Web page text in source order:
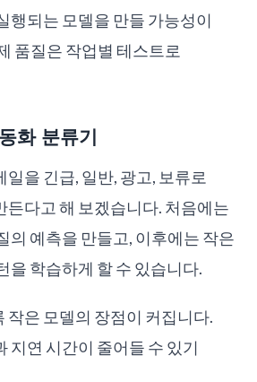
행되는 모델을 만들 가능성이
품질은 작업별 테스트로
화 분류기
을 긴급, 일반, 광고, 보류로
든다고 해 보겠습니다. 처음에는
의 예측을 만들고, 이후에는 작은
을 학습하게 할 수 있습니다.
작은 모델의 장점이 커집니다.
지연 시간이 줄어들 수 있기